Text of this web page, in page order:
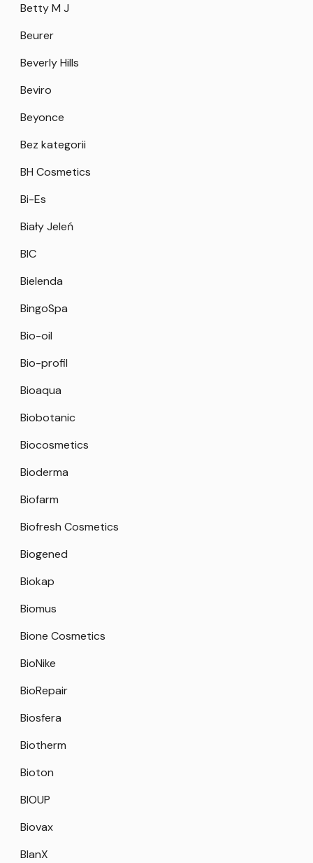
Betty M J
Beurer
Beverly Hills
Beviro
Beyonce
Bez kategorii
BH Cosmetics
Bi-Es
Biały Jeleń
BIC
Bielenda
BingoSpa
Bio-oil
Bio-profil
Bioaqua
Biobotanic
Biocosmetics
Bioderma
Biofarm
Biofresh Cosmetics
Biogened
Biokap
Biomus
Bione Cosmetics
BioNike
BioRepair
Biosfera
Biotherm
Bioton
BIOUP
Biovax
BlanX